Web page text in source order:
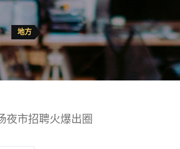
地方
夜市招聘火爆出圈